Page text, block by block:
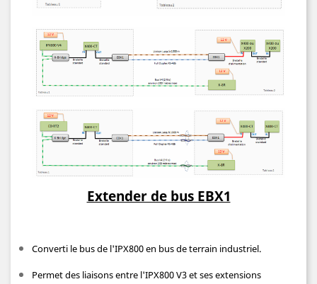
Extender de bus EBX1
Converti le bus de l'IPX800 en bus de terrain industriel.
Permet des liaisons entre l'IPX800 V3 et ses extensions